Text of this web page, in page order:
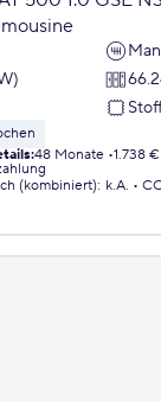
:48 Monate 1.738
(kombiniert): k.A.